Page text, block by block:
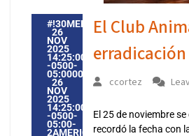
#!30MER,
26
NOV
2025
14:25:00
-0500-
05:000030#30MER,
26
NOV
2025
14:25:00
-0500-
05:00-
2AMERICA/
El Club
ccortez
El 25 de noviembre
recordó la fecha con